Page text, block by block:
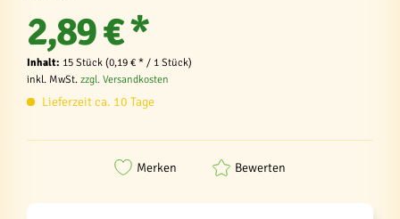
2,89 € *
Inhalt: 15 Stück (0,19 € * / 1 Stück)
inkl. MwSt. zzgl. Versandkosten
Lieferzeit ca. 10 Tage
Merken Bewerten